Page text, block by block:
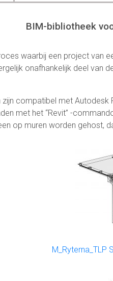
BIM-bibliotheek
waarbij een project van
onafhankelijk deel van
zijn compatibel met
met het “Revit” -
op muren worden
M_Ryterna_TLP